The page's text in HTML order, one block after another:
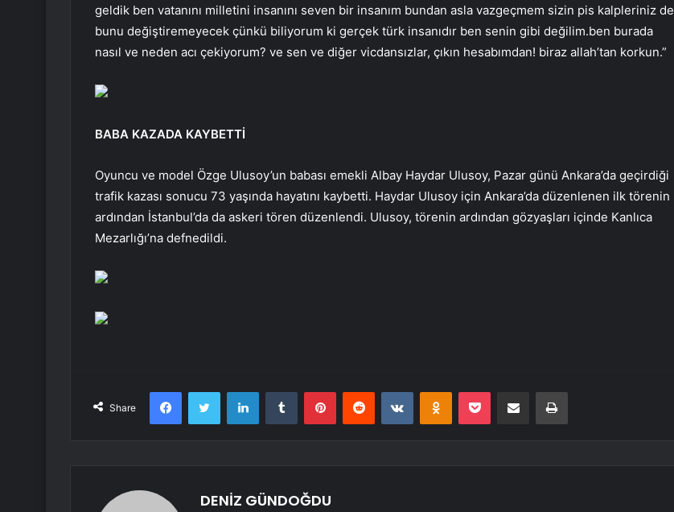
geldik ben vatanını milletini insanını seven bir insanım bundan asla vazgeçmem sizin pis kalpleriniz de
bunu değiştiremeyecek çünkü biliyorum ki gerçek türk insanıdır ben senin gibi değilim.ben burada
nasıl ve neden acı çekiyorum? ve sen ve diğer vicdansızlar, çıkın hesabımdan! biraz allah’tan korkun.”
BABA KAZADA KAYBETTİ
Oyuncu ve model Özge Ulusoy’un babası emekli Albay Haydar Ulusoy, Pazar günü Ankara’da geçirdiği
trafik kazası sonucu 73 yaşında hayatını kaybetti. Haydar Ulusoy için Ankara’da düzenlenen ilk törenin
ardından İstanbul’da da askeri tören düzenlendi. Ulusoy, törenin ardından gözyaşları içinde Kanlıca
Mezarlığı’na defnedildi.
Share
FacebookTwitter LinkedInTumblr PinterestReddit VKontakteOdnoklassniki
Pocket Share via Email Print
DENİZ GÜNDOĞDU